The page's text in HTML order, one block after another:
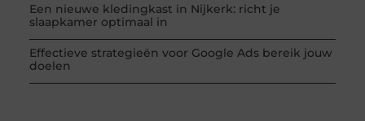
Een nieuwe kledingkast in Nijkerk: richt je
slaapkamer optimaal in
Effectieve strategieën voor Google Ads bereik jouw
doelen